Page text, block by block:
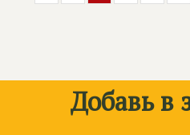
Добавь в